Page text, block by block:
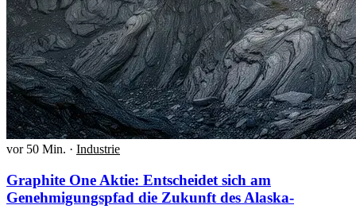
vor 50 Min. · Industrie
Graphite One Aktie: Entscheidet sich am
Genehmigungspfad die Zukunft des Alaska-